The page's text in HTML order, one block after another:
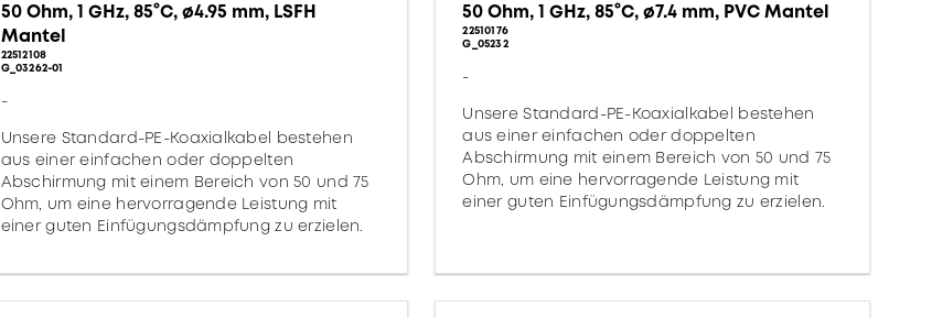
50 Ohm, 1 GHz, 85°C, ø4.95 mm, LSFH
Mantel
22512108
G_03262-01
-
Unsere Standard-PE-Koaxialkabel bestehen
aus einer einfachen oder doppelten
Abschirmung mit einem Bereich von 50 und 75
Ohm, um eine hervorragende Leistung mit
einer guten Einfügungsdämpfung zu erzielen.
50 Ohm, 1 GHz, 85°C, ø7.4 mm, PVC Mantel
22510176
G_05232
-
Unsere Standard-PE-Koaxialkabel bestehen
aus einer einfachen oder doppelten
Abschirmung mit einem Bereich von 50 und 75
Ohm, um eine hervorragende Leistung mit
einer guten Einfügungsdämpfung zu erzielen.